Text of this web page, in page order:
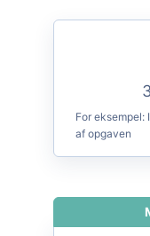
For eksempel:
af opgaven